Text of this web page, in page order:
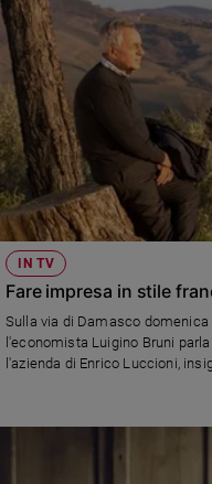
IN TV
Fare impresa in stile
Sulla via di Damasco
l'economista Luigino Bruni
l'azienda di Enrico Luccioni, insignito tra l'altro